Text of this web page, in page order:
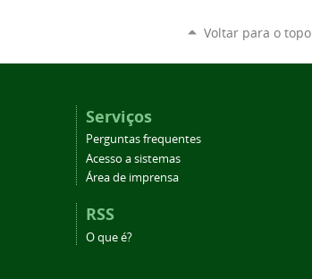
Voltar para o topo
Serviços
Perguntas frequentes
Acesso a sistemas
Área de imprensa
RSS
O que é?